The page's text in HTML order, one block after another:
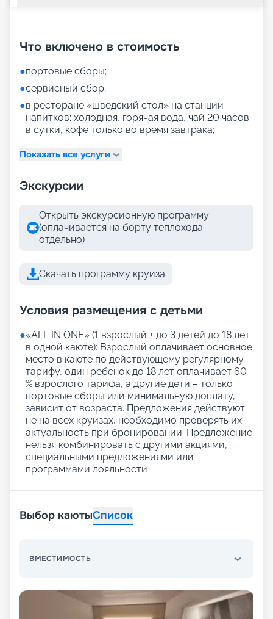
Что включено в стоимость
●портовые сборы;
●сервисный сбор;
●в ресторане «шведский стол» на станции
напитков: холодная, горячая вода, чай 20 часов
в сутки, кофе только во время завтрака;
Показать все услуги
Экскурсии
Открыть экскурсионную программу
(оплачивается на борту теплохода
отдельно)
Скачать программу круиза
Условия размещения с детьми
●«АLL IN ONE» (1 взрослый + до 3 детей до 18 лет
в одной каюте): Взрослый оплачивает основное
место в каюте по действующему регулярному
тарифу, один ребенок до 18 лет оплачивает 60
% взрослого тарифа, а другие дети – только
портовые сборы или минимальную доплату,
зависит от возраста. Предложения действуют
не на всех круизах, необходимо проверять их
актуальность при бронировании. Предложение
нельзя комбинировать с другими акциями,
специальными предложениями или
программами лояльности
Выбор каютыСписок
ВМЕСТИМОСТЬ